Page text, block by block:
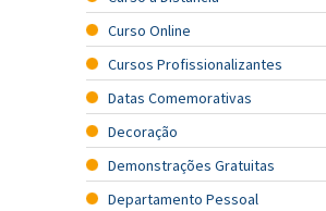
Curso Online
Cursos Profissionalizantes
Datas Comemorativas
Decoração
Demonstrações Gratuitas
Departamento Pessoal